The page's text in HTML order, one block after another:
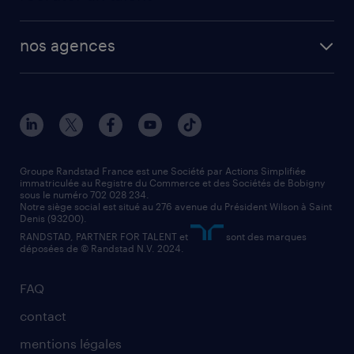
manutentionnaire
assistant administratif
comptable
solutions opérationnelles
contact entreprise
faq intérim / recrutement
nos agences
nos agences par ville
nos agences par région
nos cabinets de recrutement
FAQ
contact
mentions légales
Groupe Randstad France est une Société par Actions Simplifiée
immatriculée au Registre du Commerce et des Sociétés de Bobigny
sous le numéro 702 028 234.
Notre siège social est situé au 276 avenue du Président Wilson à Saint
Denis (93200).
RANDSTAD, PARTNER FOR TALENT et
sont des marques
déposées de © Randstad N.V. 2024.